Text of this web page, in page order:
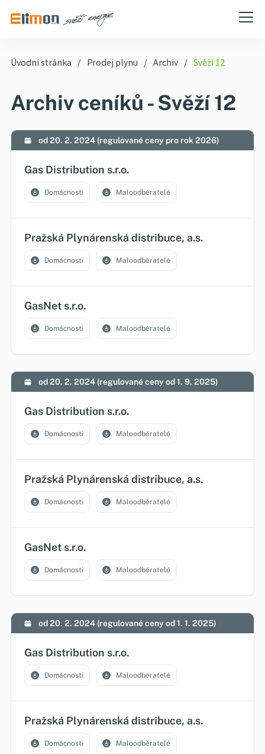
Úvodní stránka Prodej plynu Archiv Svěží 12
Archiv ceníků - Svěží 12
od 20. 2. 2024 (regulované ceny pro rok 2026)
Gas Distribution s.r.o.
Domácnosti Maloodběratelé
Pražská Plynárenská distribuce, a.s.
Domácnosti Maloodběratelé
GasNet s.r.o.
Domácnosti Maloodběratelé
od 20. 2. 2024 (regulované ceny od 1. 9. 2025)
Gas Distribution s.r.o.
Domácnosti Maloodběratelé
Pražská Plynárenská distribuce, a.s.
Domácnosti Maloodběratelé
GasNet s.r.o.
Domácnosti Maloodběratelé
od 20. 2. 2024 (regulované ceny od 1. 1. 2025)
Gas Distribution s.r.o.
Domácnosti Maloodběratelé
Pražská Plynárenská distribuce, a.s.
Domácnosti Maloodběratelé